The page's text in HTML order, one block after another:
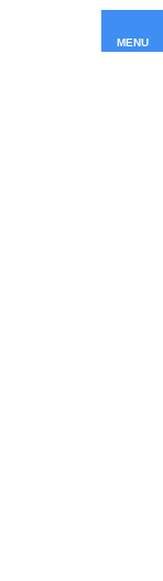
MENU